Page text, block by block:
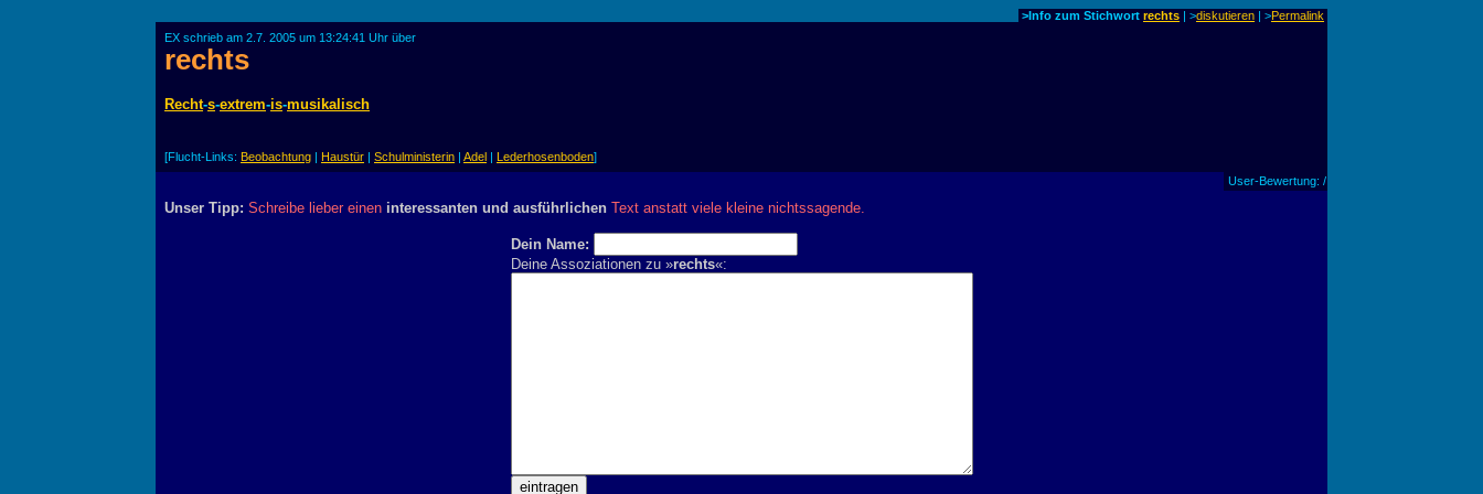
>Info zum Stichwort rechts | >diskutieren | >Permalink
EX schrieb am 2.7. 2005 um 13:24:41 Uhr über
rechts
Recht-s-extrem-is-musikalisch
[Flucht-Links: Beobachtung | Haustür | Schulministerin | Adel | Lederhosenboden]
User-Bewertung: /
Unser Tipp: Schreibe lieber einen interessanten und ausführlichen Text anstatt viele kleine nichtssagende.
Dein Name:
Deine Assoziationen zu »rechts«: